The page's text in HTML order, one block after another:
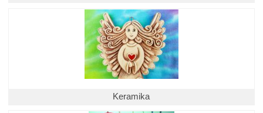
Keramika